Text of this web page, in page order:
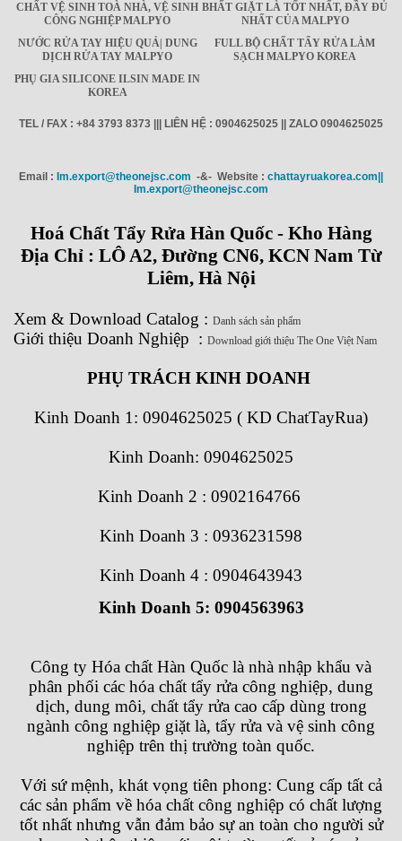
CHẤT VỆ SINH TOÀ NHÀ, VỆ SINH
CÔNG NGHIỆP MALPYO
BHẤT GIẶT LÀ TỐT NHẤT, ĐẦY ĐỦ
NHẤT CỦA MALPYO
NƯỚC RỬA TAY HIỆU QUẢ| DUNG
DỊCH RỬA TAY MALPYO
FULL BỘ CHẤT TẨY RỬA LÀM
SẠCH MALPYO KOREA
PHỤ GIA SILICONE ILSIN MADE IN
KOREA
TEL / FAX : +84 3793 8373 ||| LIÊN HỆ : 0904625025 || ZALO 0904625025
Email : Im.export@theonejsc.com -&- Website : chattayruakorea.com||
Im.export@theonejsc.com
Hoá Chất Tẩy Rửa Hàn Quốc - Kho Hàng
Địa Chỉ : LÔ A2, Đường CN6, KCN Nam Từ
Liêm, Hà Nội
Xem & Download Catalog : Danh sách sản phẩm
Giới thiệu Doanh Nghiệp : Download giới thiệu The One Việt Nam
PHỤ TRÁCH KINH DOANH
Kinh Doanh 1: 0904625025 ( KD ChatTayRua)
Kinh Doanh: 0904625025
Kinh Doanh 2 : 0902164766
Kinh Doanh 3 : 0936231598
Kinh Doanh 4 : 0904643943
Kinh Doanh 5: 0904563963
Công ty Hóa chất Hàn Quốc là nhà nhập khẩu và
phân phối các hóa chất tẩy rửa công nghiệp, dung
dịch, dung môi, chất tẩy rửa cao cấp dùng trong
ngành công nghiệp giặt là, tẩy rửa và vệ sinh công
nghiệp trên thị trường toàn quốc.
Với sứ mệnh, khát vọng tiên phong: Cung cấp tất cả
các sản phẩm về hóa chất công nghiệp có chất lượng
tốt nhất nhưng vẫn đảm bảo sự an toàn cho người sử